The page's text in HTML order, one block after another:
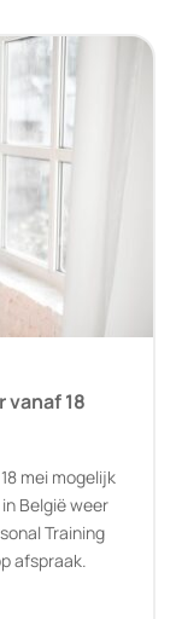
18
mei mogelijk
België weer
Training
afspraak.